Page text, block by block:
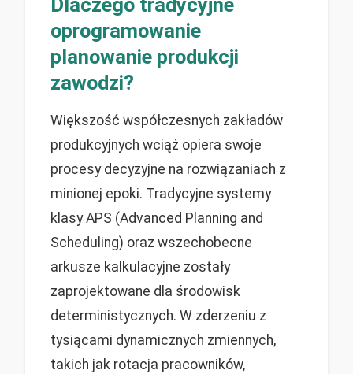
Dlaczego tradycyjne
oprogramowanie
planowanie produkcji
zawodzi?
Większość współczesnych zakładów
produkcyjnych wciąż opiera swoje
procesy decyzyjne na rozwiązaniach z
minionej epoki. Tradycyjne systemy
klasy APS (Advanced Planning and
Scheduling) oraz wszechobecne
arkusze kalkulacyjne zostały
zaprojektowane dla środowisk
deterministycznych. W zderzeniu z
tysiącami dynamicznych zmiennych,
takich jak rotacja pracowników,